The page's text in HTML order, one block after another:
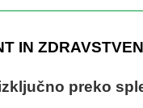
IN
preko